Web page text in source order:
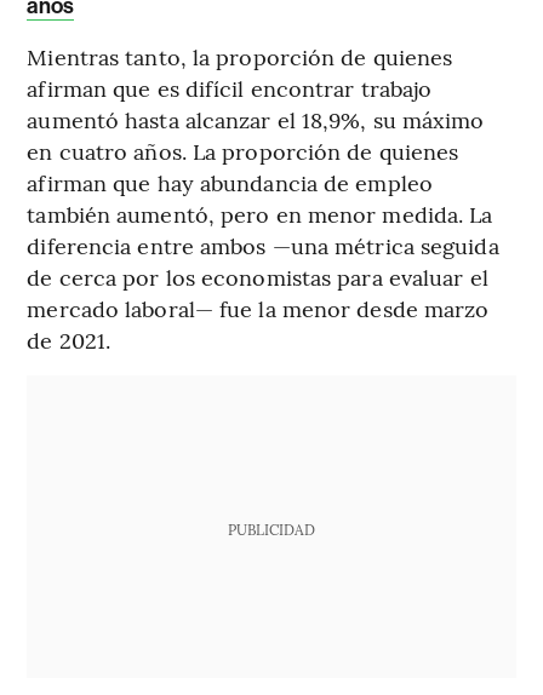
años
Mientras tanto, la proporción de quienes
afirman que es difícil encontrar trabajo
aumentó hasta alcanzar el 18,9%, su máximo
en cuatro años. La proporción de quienes
afirman que hay abundancia de empleo
también aumentó, pero en menor medida. La
diferencia entre ambos —una métrica seguida
de cerca por los economistas para evaluar el
mercado laboral— fue la menor desde marzo
de 2021.
PUBLICIDAD